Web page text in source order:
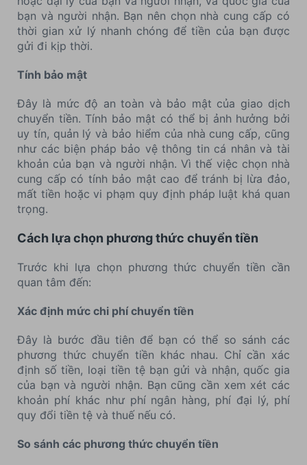
bạn và người nhận. Bạn nên chọn nhà cung cấp có
thời gian xử lý nhanh chóng để tiền của bạn được
gửi đi kịp thời.
Tính bảo mật
Đây là mức độ an toàn và bảo mật của giao dịch
chuyển tiền. Tính bảo mật có thể bị ảnh hưởng bởi
uy tín, quản lý và bảo hiểm của nhà cung cấp, cũng
như các biện pháp bảo vệ thông tin cá nhân và tài
khoản của bạn và người nhận. Vì thế việc chọn nhà
cung cấp có tính bảo mật cao để tránh bị lừa đảo,
mất tiền hoặc vi phạm quy định pháp luật khá quan
trọng.
Cách lựa chọn phương thức chuyển tiền
Trước khi lựa chọn phương thức chuyển tiền cần
quan tâm đến:
Xác định mức chi phí chuyển tiền
Đây là bước đầu tiên để bạn có thể so sánh các
phương thức chuyển tiền khác nhau. Chỉ cần xác
định số tiền, loại tiền tệ bạn gửi và nhận, quốc gia
của bạn và người nhận. Bạn cũng cần xem xét các
khoản phí khác như phí ngân hàng, phí đại lý, phí
quy đổi tiền tệ và thuế nếu có.
So sánh các phương thức chuyển tiền